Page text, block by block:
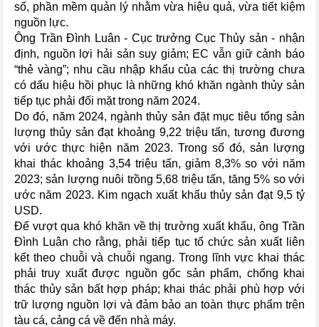
số, phần mềm quản lý nhằm vừa hiệu quả, vừa tiết kiệm
nguồn lực.
Ông Trần Đình Luân - Cục trưởng Cục Thủy sản - nhận
định, nguồn lợi hải sản suy giảm; EC vẫn giữ cảnh báo
“thẻ vàng”; nhu cầu nhập khẩu của các thị trường chưa
có dấu hiệu hồi phục là những khó khăn ngành thủy sản
tiếp tục phải đối mặt trong năm 2024.
Do đó, năm 2024, ngành thủy sản đặt mục tiêu tổng sản
lượng thủy sản đạt khoảng 9,22 triệu tấn, tương đương
với ước thực hiện năm 2023. Trong số đó, sản lượng
khai thác khoảng 3,54 triệu tấn, giảm 8,3% so với năm
2023; sản lượng nuôi trồng 5,68 triệu tấn, tăng 5% so với
ước năm 2023. Kim ngạch xuất khẩu thủy sản đạt 9,5 tỷ
USD.
Để vượt qua khó khăn về thị trường xuất khẩu, ông Trần
Đình Luân cho rằng, phải tiếp tục tổ chức sản xuất liên
kết theo chuỗi và chuỗi ngang. Trong lĩnh vực khai thác
phải truy xuất được nguồn gốc sản phẩm, chống khai
thác thủy sản bất hợp pháp; khai thác phải phù hợp với
trữ lượng nguồn lợi và đảm bảo an toàn thực phẩm trên
tàu cá, cảng cá về đến nhà máy.